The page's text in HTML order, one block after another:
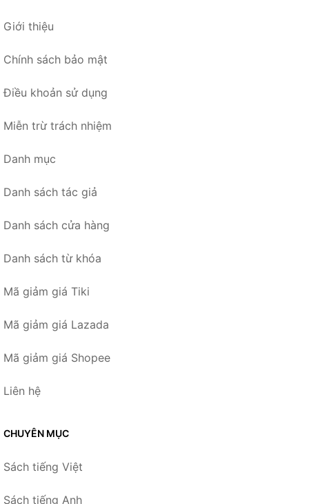
Giới thiệu
Chính sách bảo mật
Điều khoản sử dụng
Miễn trừ trách nhiệm
Danh mục
Danh sách tác giả
Danh sách cửa hàng
Danh sách từ khóa
Mã giảm giá Tiki
Mã giảm giá Lazada
Mã giảm giá Shopee
Liên hệ
CHUYÊN MỤC
Sách tiếng Việt
Sách tiếng Anh